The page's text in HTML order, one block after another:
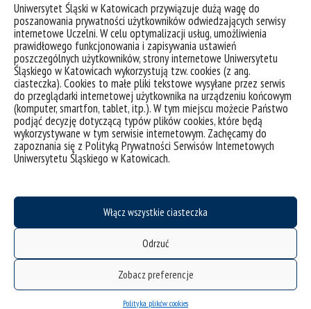
Uniwersytet Śląski w Katowicach przywiązuje dużą wagę do
poszanowania prywatności użytkowników odwiedzających serwisy
internetowe Uczelni. W celu optymalizacji usług, umożliwienia
prawidłowego funkcjonowania i zapisywania ustawień
poszczególnych użytkowników, strony internetowe Uniwersytetu
Śląskiego w Katowicach wykorzystują tzw. cookies (z ang.
ciasteczka). Cookies to małe pliki tekstowe wysyłane przez serwis
do przeglądarki internetowej użytkownika na urządzeniu końcowym
(komputer, smartfon, tablet, itp.). W tym miejscu możecie Państwo
podjąć decyzję dotyczącą typów plików cookies, które będą
wykorzystywane w tym serwisie internetowym. Zachęcamy do
zapoznania się z Polityką Prywatności Serwisów Internetowych
Uniwersytetu Śląskiego w Katowicach.
Włącz wszystkie ciasteczka
Odrzuć
Zobacz preferencje
Polityka plików cookies
Spółka celowa Uczelni – SPIN-US
Badawcze prace zlecone